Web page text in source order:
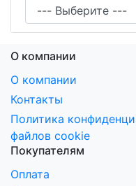
О компании
О компании
Контакты
Политика
файлов cookie
Покупателям
Оплата